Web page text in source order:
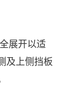
展开以适
及上侧挡板